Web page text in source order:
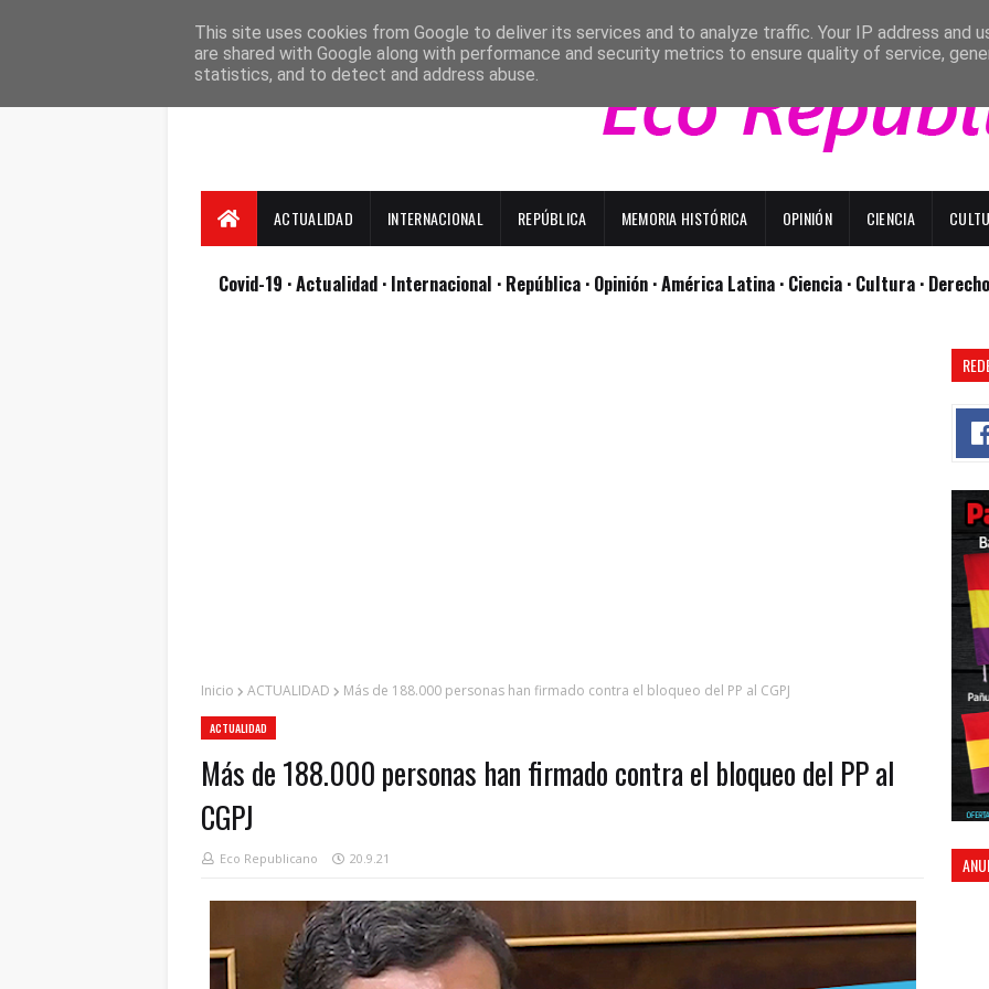
ACTUALIDAD INTERNACIONAL REPÚBLICA MEMORIA HISTÓRICA OPINIÓN CIENCIA
Covid-19 · Actualidad · Internacional · República · Opinión · América Latina · Ciencia · Cultura ·
Inicio ACTUALIDAD Más de 188.000 personas han firmado contra el bloqueo del PP al CGPJ
ACTUALIDAD
Más de 188.000 personas han firmado contra el bloqueo del PP al
CGPJ
Eco Republicano 20.9.21
This site uses cookies from Google to deliver its services and to analyze traffic. Your IP address and
are shared with Google along with performance and security metrics to ensure quality of service,
statistics, and to detect and address abuse.